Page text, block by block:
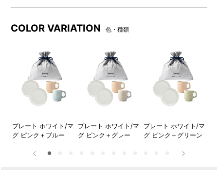
ス（無料）にメッセージに想
特別な贈りものに。
DETAIL 商品詳細
●FLOWERプレートセットΦ17
COLOR VARIATION 色・種類
プレート ホワイト/マ
グ ピンク＋ブルー
プレート ホワイト/マ
グ ピンク＋グレー
プレート ホワイト/マ
グ ピンク＋グリーン